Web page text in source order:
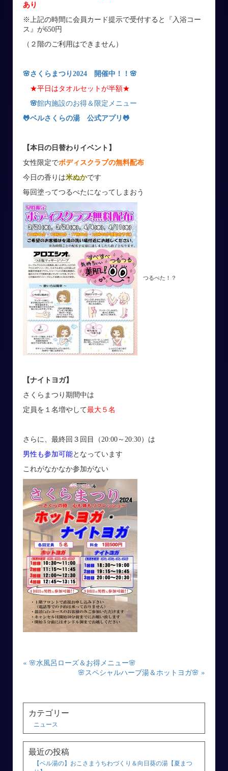
あり
※上記の時間に会員カード提示で受付すると『入浴コー
ス』が650円
（２階のご利用はできません）
🌸さくらまつり2024 開催中！！🌸
★平日はタオルセットが半額★
🌸館内施設のお得＆限定メニュー
🐸ベルさくらの湯 公式アプリ 🐸
【本日の日替わりイベント】
女性限定でボディスクラブの無料配布
今日の香りは米ぬかです
毎回塗ってつるぺたになってしまおう
つるぺた！？
【ナイトヨガ】
さくらまつり期間中は
定員を１名増やして最大５名
さらに、最終回３回目（20:00～20:30）は
男性も参加可能となっています
これがなかなか参加がない
« 🌸水風呂ローズ＆お得メニュー🌸
🌸スペシャルハーブ湯＆ホットヨガ🌸 »
カテゴリー
ニュース
最近の投稿
【ベル湯の】おこさまうちわづくり＆向日葵の湯【夏まつ